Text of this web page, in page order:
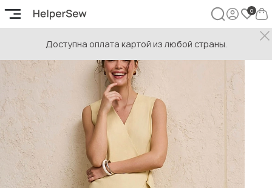
Доступна оплата картой из любой страны.